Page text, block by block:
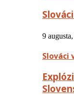
9
Slováci